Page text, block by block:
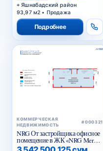
Яшнабадский район
93,97 м2 • Продажа
Подробнее
КОММЕРЧЕСКАЯ
НЕДВИЖИМОСТЬ
#000321
NRG От застройщика офисное
помещение в ЖК «NRG Meros
Comfort»
3 542 500 125 сум